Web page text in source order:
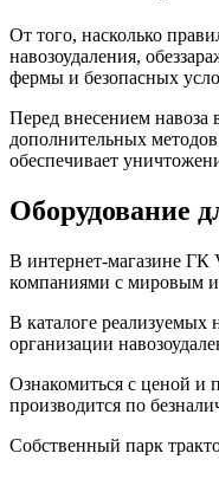
От того, насколько
навозоудаления,
фермы и безопасных
Перед внесением навоза
дополнительных
обеспечивает
Оборудование
В интернет-магазине ГК
компаниями с мировым
В каталоге реализуемых
организации
Ознакомиться с ценой и
производится по
Cобственный парк